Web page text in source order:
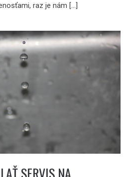
raz je nám […]